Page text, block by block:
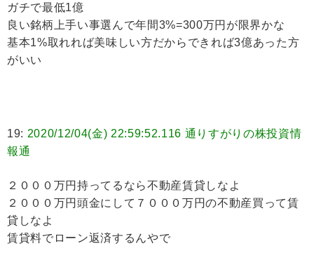
ガチで最低1億
良い銘柄上手い事選んで年間3%=300万円が限界かな
基本1%取れれば美味しい方だからできれば3億あった方
がいい
19: 2020/12/04(金) 22:59:52.116 通りすがりの株投資情
報通
２０００万円持ってるなら不動産賃貸しなよ
２０００万円頭金にして７０００万円の不動産買って賃
貸しなよ
賃貸料でローン返済するんやで